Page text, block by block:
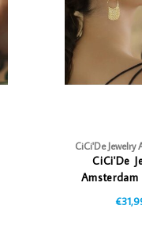
CiCi'De Jewelry
CiCi'De